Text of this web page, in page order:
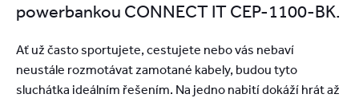
powerbankou CONNECT IT CEP-1100-BK.
Ať už často sportujete, cestujete nebo vás nebaví
neustále rozmotávat zamotané kabely, budou tyto
sluchátka ideálním řešením. Na jedno nabití dokáží hrát až